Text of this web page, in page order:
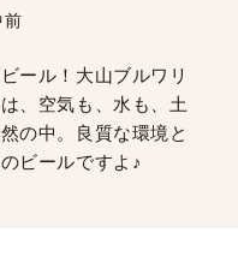
前
ール！大山ブルワリ
、空気も、水も、土
の中。良質な環境と
ビールですよ♪